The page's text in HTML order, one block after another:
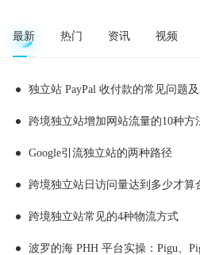
最新 热门 资讯 视频
独立站 PayPal 收付款的常见问题
跨境独立站增加网站流量的10种方
Google引流独立站的两种路径
跨境独立站日访问量达到多少才算
跨境独立站常见的4种物流方式
波罗的海 PHH 平台实操：Pigu、